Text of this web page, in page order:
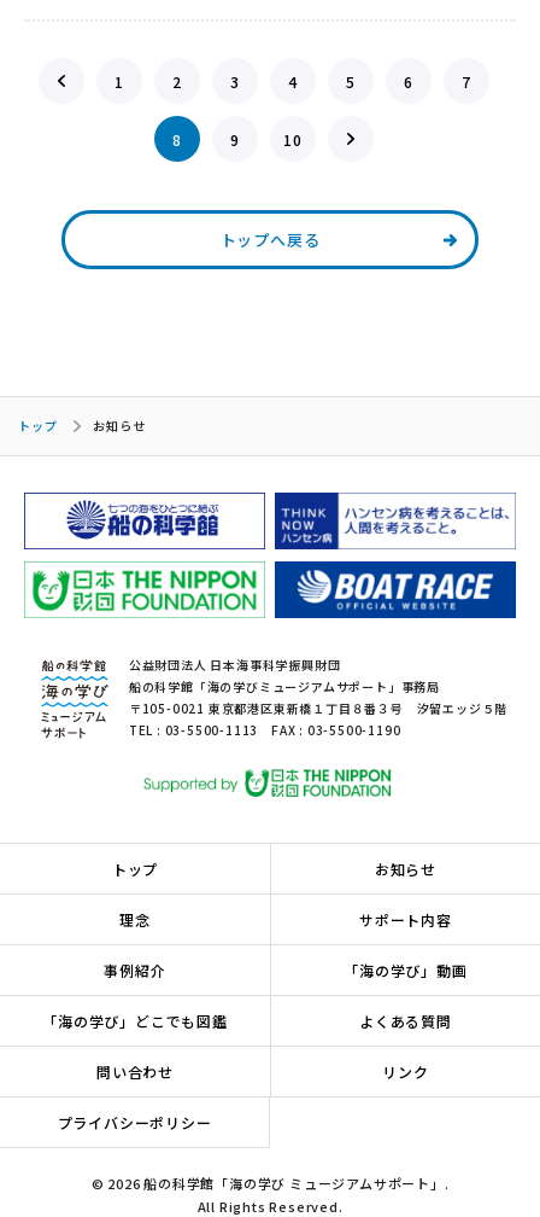
1 2 3 4 5 6 7
8 9 10
トップへ戻る
トップ お知らせ
公益財団法人 日本海事科学振興財団
船の科学館「海の学びミュージアムサポート」事務局
〒105-0021 東京都港区東新橋１丁目８番３号 汐留エッジ５階
TEL : 03-5500-1113 FAX : 03-5500-1190
トップ お知らせ
理念 サポート内容
事例紹介 「海の学び」動画
「海の学び」どこでも図鑑 よくある質問
問い合わせ リンク
プライバシーポリシー
© 2026 船の科学館「海の学び ミュージアムサポート」.
All Rights Reserved.